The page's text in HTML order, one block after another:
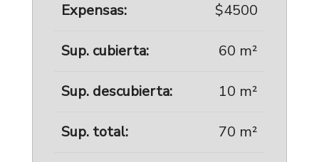
Expensas: $4500
Sup. cubierta: 60 m²
Sup. descubierta: 10 m²
Sup. total: 70 m²